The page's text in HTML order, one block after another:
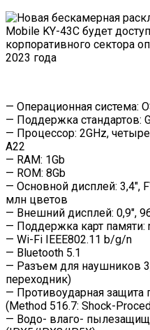
— Операционная система:
— Поддержка стандартов:
— Процессор: 2GHz,
A22
— RAM: 1Gb
— ROM: 8Gb
— Основной дисплей: 3,4″,
млн цветов
— Внешний дисплей: 0,9″,
— Поддержка карт памяти:
— Wi-Fi IEEE802.11 b/g/n
— Bluetooth 5.1
— Разъем для наушников
переходник)
— Противоударная защита
(Method 516.7: Shock-
— Водо- влаго-